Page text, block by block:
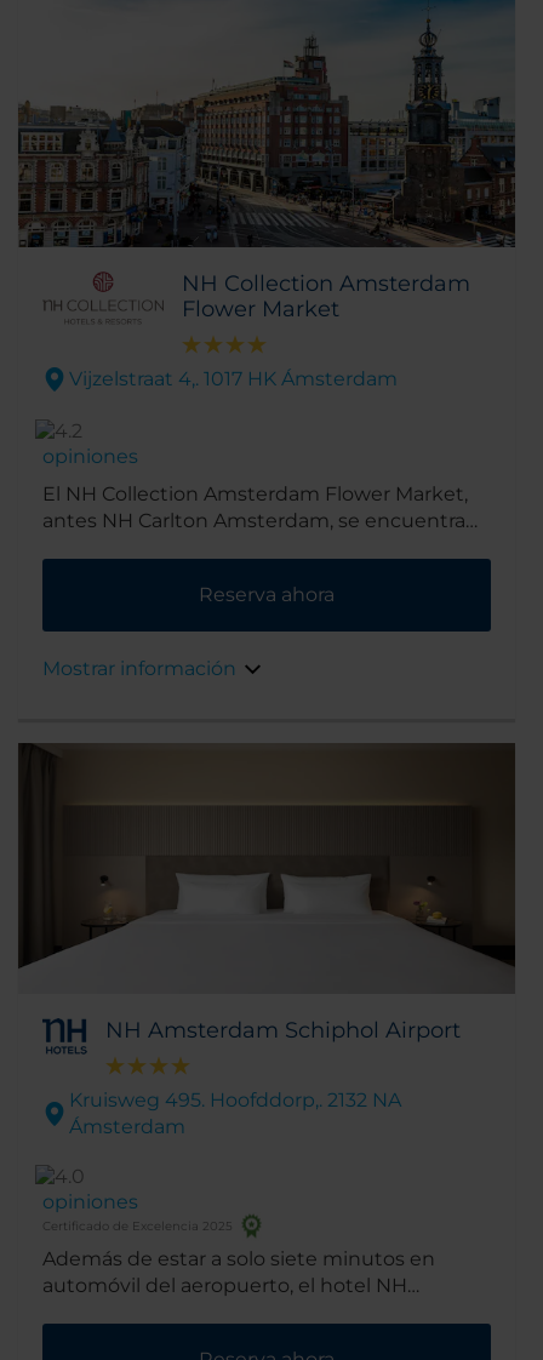
NH Collection Amsterdam
Flower Market
Vijzelstraat 4,. 1017 HK Ámsterdam
opiniones
El NH Collection Amsterdam Flower Market,
antes NH Carlton Amsterdam, se encuentra
entre ellas, el mercado de flores flotante y la
Plaza Rembrandt. Muy cerca de la zona de
Reserva ahora
Mostrar información
NH Amsterdam Schiphol Airport
Kruisweg 495. Hoofddorp,. 2132 NA
Ámsterdam
opiniones
Certificado de Excelencia 2025
Además de estar a solo siete minutos en
automóvil del aeropuerto, el hotel NH